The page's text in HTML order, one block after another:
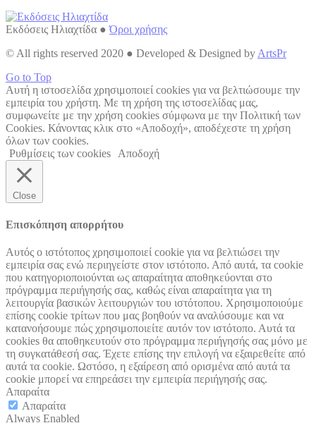
Εκδόσεις Ηλιαχτίδα ●Όροι χρήσης
© All rights reserved 2020 ● Developed & Designed by ArtsPr
Go to Top
Αυτή η ιστοσελίδα χρησιμοποιεί cookies για να βελτιώσουμε την
εμπειρία του χρήστη. Με τη χρήση της ιστοσελίδας μας,
συμφωνείτε με την χρήση cookies σύμφωνα με την Πολιτική των
Cookies. Κάνοντας κλικ στο «Αποδοχή», αποδέχεστε τη χρήση
όλων των cookies.
Ρυθμίσεις των cookies
Αποδοχή
Close
Επισκόπηση απορρήτου
Αυτός ο ιστότοπος χρησιμοποιεί cookie για να βελτιώσει την
εμπειρία σας ενώ περιηγείστε στον ιστότοπο. Από αυτά, τα cookie
που κατηγοριοποιούνται ως απαραίτητα αποθηκεύονται στο
πρόγραμμα περιήγησής σας, καθώς είναι απαραίτητα για τη
λειτουργία βασικών λειτουργιών του ιστότοπου. Χρησιμοποιούμε
επίσης cookie τρίτων που μας βοηθούν να αναλύσουμε και να
κατανοήσουμε πώς χρησιμοποιείτε αυτόν τον ιστότοπο. Αυτά τα
cookies θα αποθηκευτούν στο πρόγραμμα περιήγησής σας μόνο με
τη συγκατάθεσή σας. Έχετε επίσης την επιλογή να εξαιρεθείτε από
αυτά τα cookie. Ωστόσο, η εξαίρεση από ορισμένα από αυτά τα
cookie μπορεί να επηρεάσει την εμπειρία περιήγησής σας.
Απαραίτα
Απαραίτα
Always Enabled